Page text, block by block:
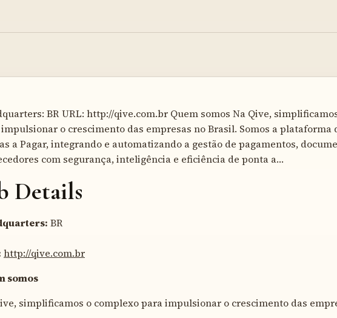
BR URL: http://qive.com.br Quem somos Na Qive,
o crescimento das empresas no Brasil. Somos a plataforma
a Pagar, integrando e automatizando a gestão de pagamentos,
com segurança, inteligência e eficiência de ponta a…
Details
BR
http://qive.com.br
somos
simplificamos o complexo para impulsionar o crescimento das